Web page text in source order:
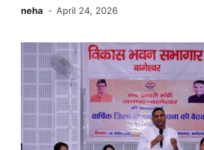
neha April 24, 2026